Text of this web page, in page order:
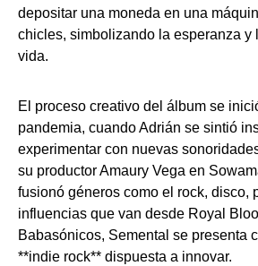
depositar una moneda en una
chicles, simbolizando la esperanza y
vida.
El proceso creativo del álbum se
pandemia, cuando Adrián se sintió
experimentar con nuevas
su productor Amaury Vega en
fusionó géneros como el rock, disco,
influencias que van desde Royal
Babasónicos, Semental se presenta
**indie rock** dispuesta a innovar.